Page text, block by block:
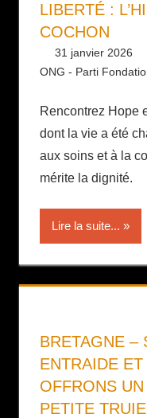
LIBERTÉ :
COCHON
31 janvier 2026
ONG - Parti
Rencontrez Hope
dont la vie a été
aux soins et à la
mérite la dignité.
Lire la suite...
BRETAGNE –
ENTRAIDE
OFFRONS
PETITE